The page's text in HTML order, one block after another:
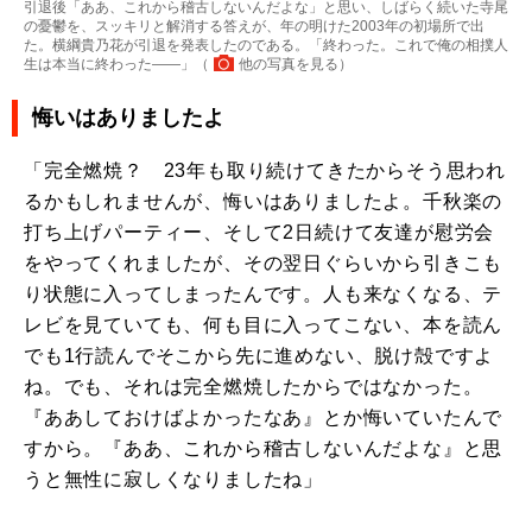
引退後「ああ、これから稽古しないんだよな」と思い、しばらく続いた寺尾
の憂鬱を、スッキリと解消する答えが、年の明けた2003年の初場所で出
た。横綱貴乃花が引退を発表したのである。「終わった。これで俺の相撲人
生は本当に終わった――」（
他の写真を見る ）
悔いはありましたよ
「完全燃焼？ 23年も取り続けてきたからそう思われ
るかもしれませんが、悔いはありましたよ。千秋楽の
打ち上げパーティー、そして2日続けて友達が慰労会
をやってくれましたが、その翌日ぐらいから引きこも
り状態に入ってしまったんです。人も来なくなる、テ
レビを見ていても、何も目に入ってこない、本を読ん
でも1行読んでそこから先に進めない、脱け殻ですよ
ね。でも、それは完全燃焼したからではなかった。
『ああしておけばよかったなあ』とか悔いていたんで
すから。『ああ、これから稽古しないんだよな』と思
うと無性に寂しくなりましたね」